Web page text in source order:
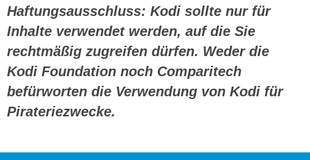
Haftungsausschluss: Kodi sollte nur für
Inhalte verwendet werden, auf die Sie
rechtmäßig zugreifen dürfen. Weder die
Kodi Foundation noch Comparitech
befürworten die Verwendung von Kodi für
Pirateriezwecke.